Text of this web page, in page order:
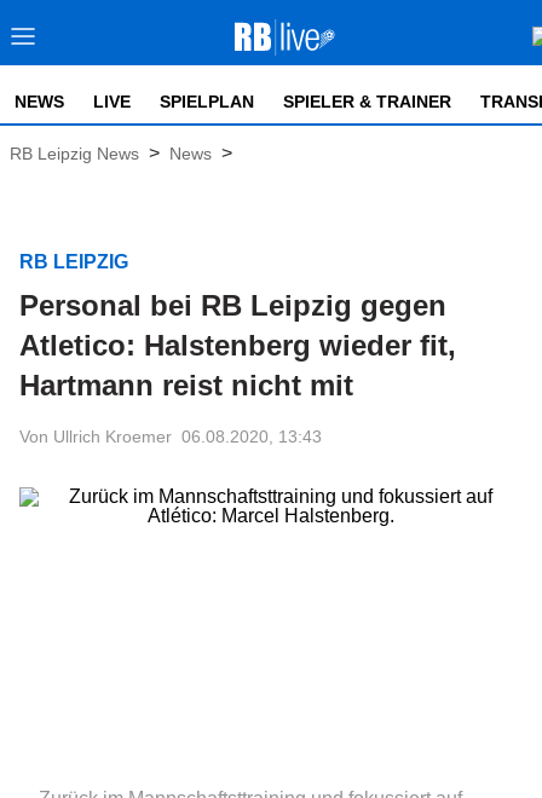
NEWS LIVE SPIELPLAN SPIELER & TRAINER
RB Leipzig News > News >
RB LEIPZIG
Personal bei RB Leipzig gegen
Atletico: Halstenberg wieder fit,
Hartmann reist nicht mit
Von Ullrich Kroemer 06.08.2020, 13:43